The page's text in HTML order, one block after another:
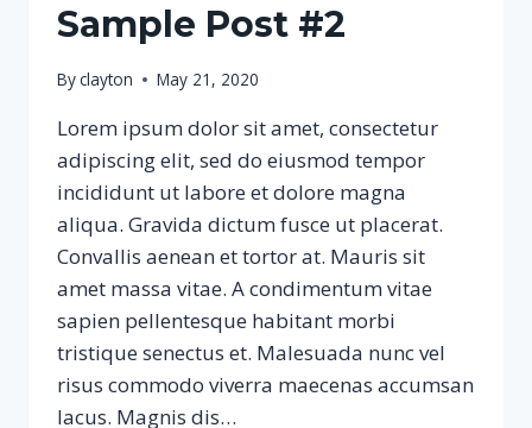
Sample Post #2
Byclayton May 21, 2020
Lorem ipsum dolor sit amet, consectetur
adipiscing elit, sed do eiusmod tempor
incididunt ut labore et dolore magna
aliqua. Gravida dictum fusce ut placerat.
Convallis aenean et tortor at. Mauris sit
amet massa vitae. A condimentum vitae
sapien pellentesque habitant morbi
tristique senectus et. Malesuada nunc vel
risus commodo viverra maecenas accumsan
lacus. Magnis dis…